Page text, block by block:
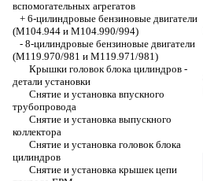
вспомогательных агрегатов
+ 6-цилиндровые бензиновые двигатели
(M104.944 и M104.990/994)
- 8-цилиндровые бензиновые двигатели
(M119.970/981 и M119.971/981)
Крышки головок блока цилиндров -
детали установки
Снятие и установка впускного
трубопровода
Снятие и установка выпускного
коллектора
Снятие и установка головок блока
цилиндров
Снятие и установка крышек цепи